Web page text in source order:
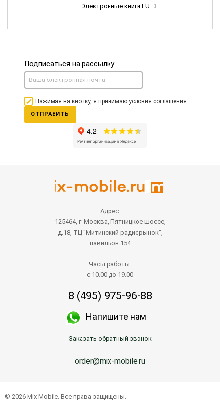
Электронные книги EU 3
Подписаться на рассылку
Нажимая на кнопку, я принимаю условия соглашения.
ОТПРАВИТЬ
Адрес:
125464, г. Москва, Пятницкое шоссе,
д.18, ТЦ "Митинский радиорынок",
павильон 154
Часы работы:
с 10.00 до 19.00
8 (495) 975-96-88
Напишите нам
Заказать обратный звонок
order@mix-mobile.ru
© 2026 Mix Mobile. Все права защищены.